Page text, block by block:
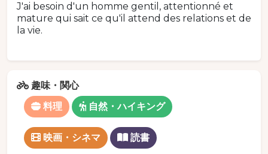
J'ai besoin d'un homme gentil, attentionné et
mature qui sait ce qu'il attend des relations et de
la vie.
趣味・関心
料理
自然・ハイキング
映画・シネマ 読書